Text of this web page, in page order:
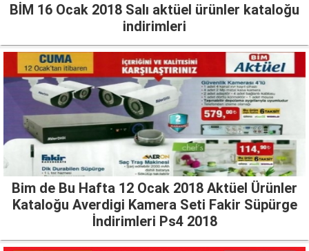
BİM 16 Ocak 2018 Salı aktüel ürünler kataloğu
indirimleri
Bim de Bu Hafta 12 Ocak 2018 Aktüel Ürünler
Kataloğu Averdigi Kamera Seti Fakir Süpürge
İndirimleri Ps4 2018